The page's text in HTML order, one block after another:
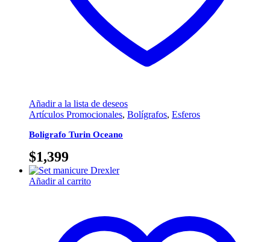
Añadir a la lista de deseos
Artículos Promocionales, Bolígrafos, Esferos
Boligrafo Turin Oceano
$1,399
Añadir al carrito